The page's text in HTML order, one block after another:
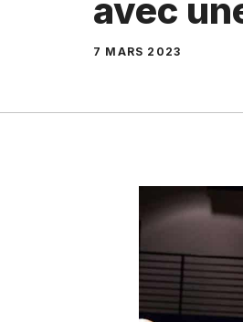
avec
7 MARS 2023